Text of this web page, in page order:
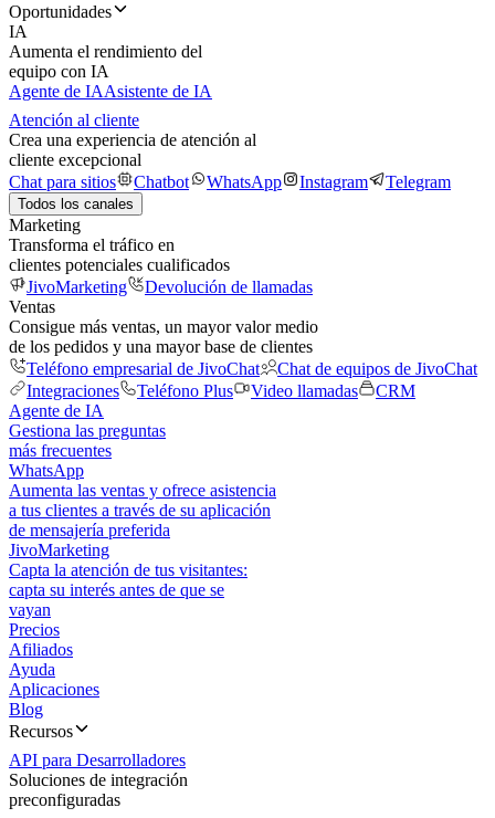
Oportunidades
IA
Aumenta el rendimiento del
equipo con IA
Agente de IAAsistente de IA
Atención al cliente
Crea una experiencia de atención al
cliente excepcional
Chat para sitios
Chatbot WhatsApp Instagram Telegram
Todos los canales
Marketing
Transforma el tráfico en
clientes potenciales cualificados
JivoMarketing
Devolución de llamadas
Ventas
Consigue más ventas, un mayor valor medio
de los pedidos y una mayor base de clientes
Teléfono empresarial de JivoChat
Chat de equipos de JivoChat
Integraciones
Teléfono Plus Video llamadas
CRM
Agente de IA
Gestiona las preguntas
más frecuentes
WhatsApp
Aumenta las ventas y ofrece asistencia
a tus clientes a través de su aplicación
de mensajería preferida
JivoMarketing
Capta la atención de tus visitantes:
capta su interés antes de que se
vayan
Precios
Afiliados
Ayuda
Aplicaciones
Blog
Recursos
API para Desarrolladores
Soluciones de integración
preconfiguradas